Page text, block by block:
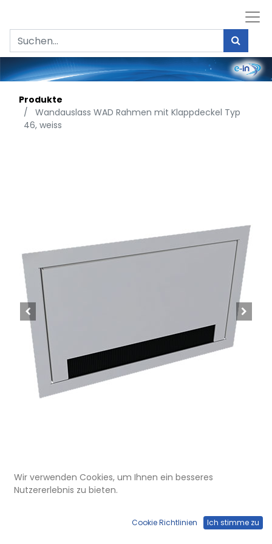
Produkte
Wandauslass WAD Rahmen mit Klappdeckel Typ
46, weiss
WAD 146 460
Wandauslass WAD Rahmen mit
Klappdeckel Typ 46, weiss
Wir verwenden Cookies, um Ihnen ein besseres
Nutzererlebnis zu bieten.
Cookie Richtlinien Ich stimme zu